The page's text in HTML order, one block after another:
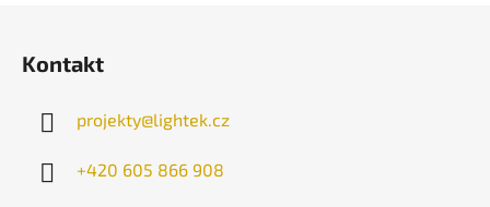
Kontakt
projekty@lightek.cz
+420 605 866 908